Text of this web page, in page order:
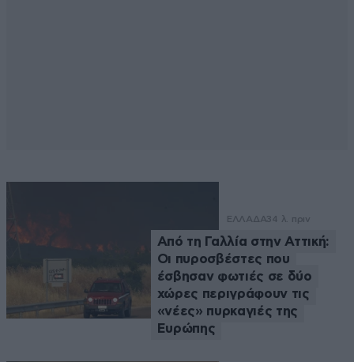
ΕΛΛΑΔΑ34 λ. πριν
Από τη Γαλλία στην Αττική:
Οι πυροσβέστες που
έσβησαν φωτιές σε δύο
χώρες περιγράφουν τις
«νέες» πυρκαγιές της
Ευρώπης